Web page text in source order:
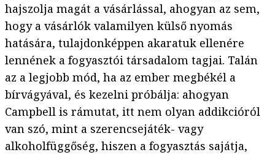
hajszolja magát a vásárlással, ahogyan az sem,
hogy a vásárlók valamilyen külső nyomás
hatására, tulajdonképpen akaratuk ellenére
lennének a fogyasztói társadalom tagjai. Talán
az a legjobb mód, ha az ember megbékél a
bírvágyával, és kezelni próbálja: ahogyan
Campbell is rámutat, itt nem olyan addikcióról
van szó, mint a szerencsejáték- vagy
alkoholfüggőség, hiszen a fogyasztás sajátja,